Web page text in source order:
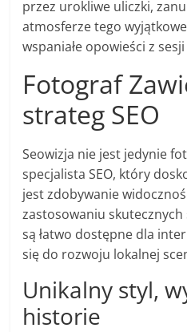
przez urokliwe uliczki,
atmosferze tego
wspaniałe opowieści z
Fotograf
strateg SEO
Seowizja nie jest jedynie
specjalista SEO, który
jest zdobywanie
zastosowaniu
są łatwo dostępne dla
się do rozwoju lokalnej
Unikalny styl,
historie